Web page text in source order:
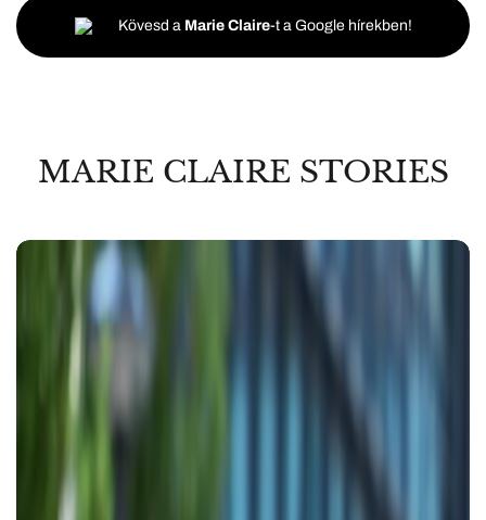
Kövesd a Marie Claire-t a Google hírekben!
MARIE CLAIRE STORIES